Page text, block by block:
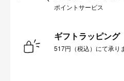
ポイントサービス
ギフトラッピング
517円（税込）にて承り